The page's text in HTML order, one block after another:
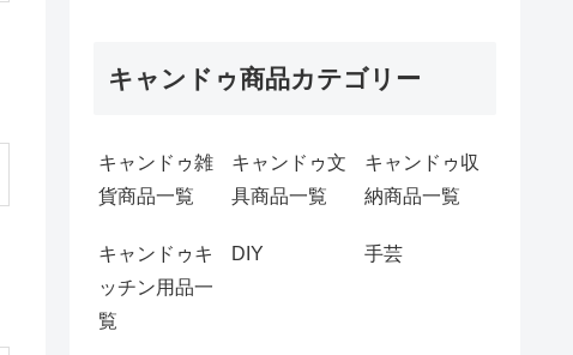
キャンドゥ商品カテゴリー
キャンドゥ雑
貨商品一覧
キャンドゥ文
具商品一覧
キャンドゥ収
納商品一覧
キャンドゥキ
ッチン用品一
覧
DIY 手芸